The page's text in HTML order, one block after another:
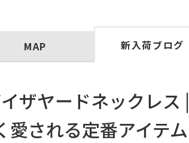
MAP 新入荷ブログ
ザヤードネックレス |
愛される定番アイテム